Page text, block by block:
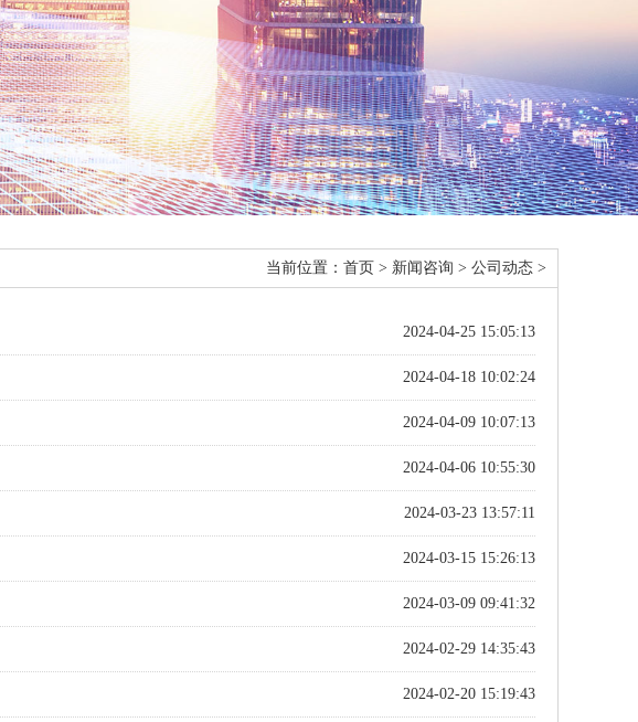
当前位置： 首页 > 新闻咨询 > 公司动态 >
2024-04-25 15:05:13
2024-04-18 10:02:24
2024-04-09 10:07:13
2024-04-06 10:55:30
2024-03-23 13:57:11
2024-03-15 15:26:13
2024-03-09 09:41:32
2024-02-29 14:35:43
2024-02-20 15:19:43